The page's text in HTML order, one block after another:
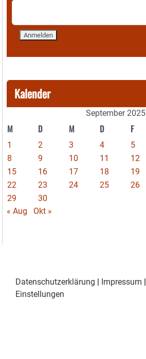
Kalender
September 2025
M D M D F
1 2 3 4 5
8
9 10 11 12
15
16 17 18 19
22
23 24 25 26
29
30
« Aug
Okt »
Datenschutzerklärung Impressum
Einstellungen